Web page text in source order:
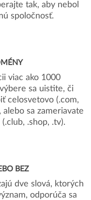
tak, aby nebol
spoločnosť.
viac ako 1000
sa uistite, či
celosvetovo (.com,
alebo sa zameriavate
.shop, .tv).
BEZ
dve slová, ktorých
odporúča sa